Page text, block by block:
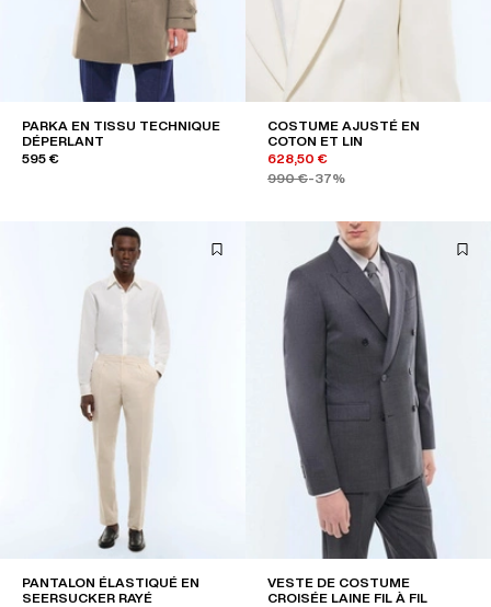
PARKA EN TISSU TECHNIQUE
DÉPERLANT
595 €
COSTUME AJUSTÉ EN
COTON ET LIN
628,50 €
990 €-37%
PANTALON ÉLASTIQUÉ EN
SEERSUCKER RAYÉ
VESTE DE COSTUME
CROISÉE LAINE FIL À FIL